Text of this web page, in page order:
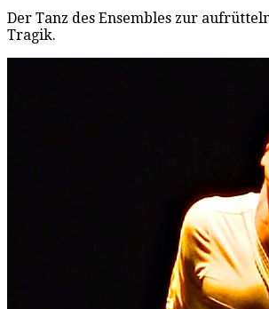
Der Tanz des Ensembles zur
Tragik.